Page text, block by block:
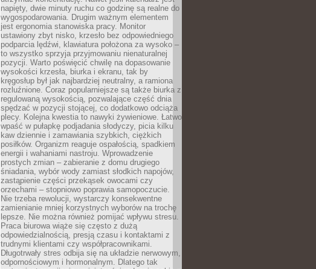
napięty, dwie minuty ruchu co godzinę są realne do
wygospodarowania. Drugim ważnym elementem
jest ergonomia stanowiska pracy. Monitor
ustawiony zbyt nisko, krzesło bez odpowiedniego
podparcia lędźwi, klawiatura położona za wysoko –
to wszystko sprzyja przyjmowaniu nienaturalnej
pozycji. Warto poświęcić chwilę na dopasowanie
wysokości krzesła, biurka i ekranu, tak by
kręgosłup był jak najbardziej neutralny, a ramiona
rozluźnione. Coraz popularniejsze są także biurka z
regulowaną wysokością, pozwalające część dnia
spędzać w pozycji stojącej, co dodatkowo odciąża
plecy. Kolejna kwestia to nawyki żywieniowe. Łatwo
wpaść w pułapkę podjadania słodyczy, picia kilku
kaw dziennie i zamawiania szybkich, ciężkich
posiłków. Organizm reaguje ospałością, spadkiem
energii i wahaniami nastroju. Wprowadzenie
prostych zmian – zabieranie z domu drugiego
śniadania, wybór wody zamiast słodkich napojów,
zastąpienie części przekąsek owocami czy
orzechami – stopniowo poprawia samopoczucie.
Nie trzeba rewolucji, wystarczy konsekwentne
zamienianie mniej korzystnych wyborów na trochę
lepsze. Nie można również pomijać wpływu stresu.
Praca biurowa wiąże się często z dużą
odpowiedzialnością, presją czasu i kontaktami z
trudnymi klientami czy współpracownikami.
Długotrwały stres odbija się na układzie nerwowym,
odpornościowym i hormonalnym. Dlatego tak